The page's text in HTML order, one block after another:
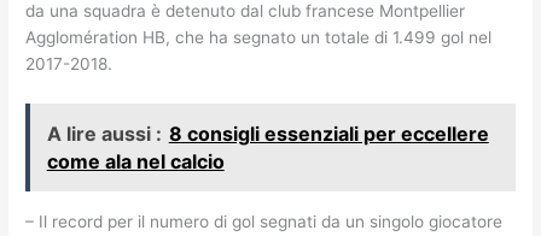
da una squadra è detenuto dal club francese Montpellier
Agglomération HB, che ha segnato un totale di 1.499 gol nel
2017-2018.
A lire aussi : 8 consigli essenziali per eccellere
come ala nel calcio
– Il record per il numero di gol segnati da un singolo giocatore